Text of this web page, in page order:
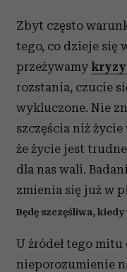
Zbyt często
tego, co dzieje się
przeżywamy
rozstania, czucie
wykluczone. Nie
szczęścia niż
że życie jest
dla nas wali.
zmienia się już w
Będę szczęśliwa,
U źródeł tego mitu
nieporozumienie